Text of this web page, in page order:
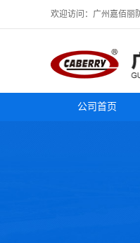
欢迎访问：广州嘉佰丽
公司首页